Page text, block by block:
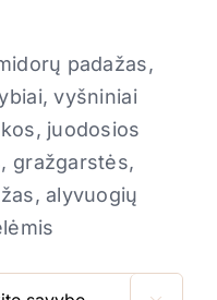
padažas,
vyšniniai
juodosios
gražgarstės,
alyvuogių